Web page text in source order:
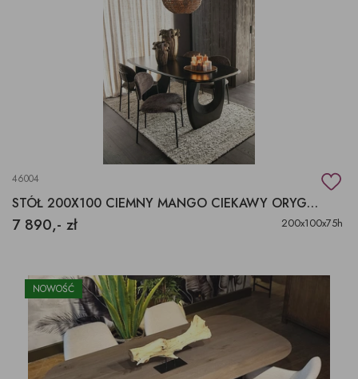
46004
STÓŁ 200X100 CIEMNY MANGO CIEKAWY ORYGINALNY KSZTAŁT
7 890,- zł 200x100x75h
NOWOŚĆ